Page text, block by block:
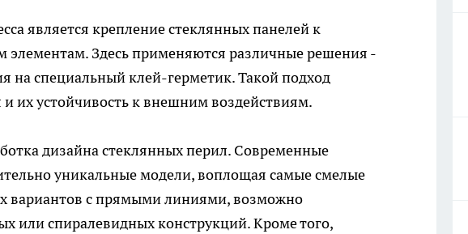
является крепление стеклянных панелей к
Здесь применяются различные решения -
на специальный клей-герметик. Такой подход
их устойчивость к внешним воздействиям.
дизайна стеклянных перил. Современные
уникальные модели, воплощая самые смелые
вариантов с прямыми линиями, возможно
или спиралевидных конструкций. Кроме того,